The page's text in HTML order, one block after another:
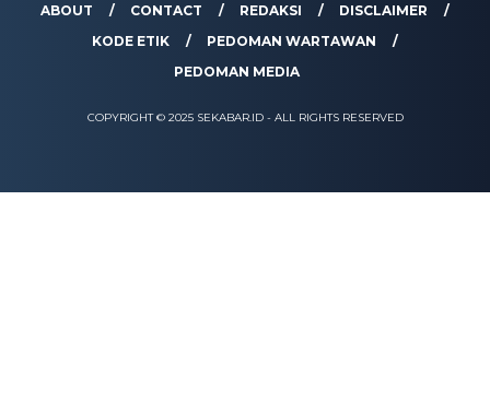
ABOUT CONTACT REDAKSI
DISCLAIMER
KODE ETIK
PEDOMAN WARTAWAN
PEDOMAN MEDIA
COPYRIGHT © 2025 SEKABAR.ID - ALL RIGHTS RESERVED